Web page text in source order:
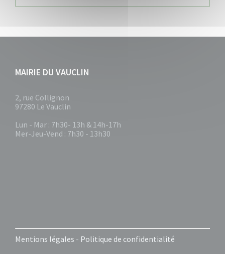
MAIRIE DU VAUCLIN
2, rue Collignon
97280 Le Vauclin
Lun - Mar : 7h30- 13h & 14h-17h
Mer-Jeu-Vend : 7h30 - 13h30
Mentions légales - Politique de confidentialité